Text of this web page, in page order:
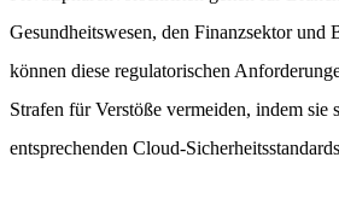
Gesundheitswesen, den Finanzsektor und
können diese regulatorischen
Strafen für Verstöße vermeiden, indem sie
entsprechenden Cloud-